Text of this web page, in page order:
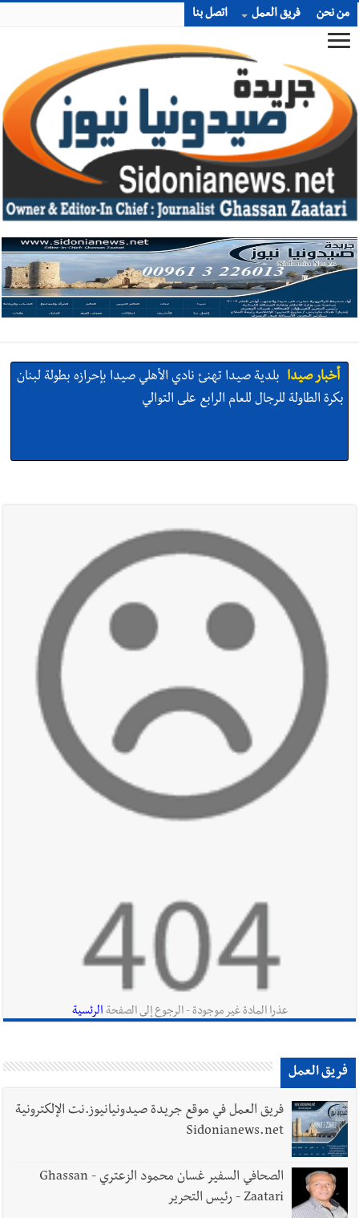
من نحن فريق العمل اتصل بنا
أخبار صيدا بلدية صيدا تهنئ نادي الأهلي صيدا بإحرازه بطولة لبنان
بكرة الطاولة للرجال للعام الرابع على التوالي
أخبار صيدا بالصور: رئيسا بلديتي صيدا وصور يشاركان في ورشة
تقنية حول الحد من النفايات البحرية وشباك الصيد المهملة
البطولة
أخبار صيدا
مؤسسة مياه لبنان الجنوبي : انخفاض التغذية بالمياه
في صيدا نتيجة الانقطاع المتكرر لخط الخدمات الكهربائي
جولة ثامنة مطلع أيلول... و3 أيام من الأخذ والردّ من
دون نتائج حاسمة !
أخبار لبنان الزعتر الجنوبي يقاوم الحروب : تراثٌ الأجداد تصونه
الأرض وتُهدده الحرب؟ | علي شعيتو إبن بلدة الطيري ووعده بالعودة
لزراعة الزعتر بعدما أبعده القصف الإسرائيلي عن أرضه
أخبار لبنان
الجمعة 7-8-2026: مفاوضات متعثّرة في روما؟ | عون: علينا
الاستمرار بمسار التفاوض؟ واشنطن لتل أبيب: الحزب لم يخرق؟ |
عذرا المادة غير موجودة - الرجوع إلى الصفحة الرئسية
فريق العمل
فريق العمل في موقع جريدة صيدونيانيوز.نت الإلكترونية
Sidonianews.net
الصحافي السفير غسان محمود الزعتري - Ghassan
Zaatari - رئيس التحرير